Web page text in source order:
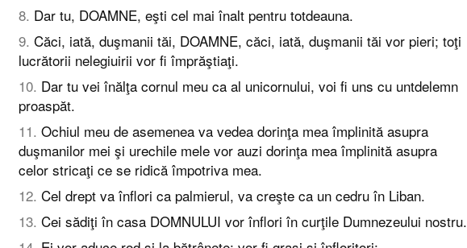
8. Dar tu, DOAMNE, eşti cel mai înalt pentru totdeauna.
9. Căci, iată, duşmanii tăi, DOAMNE, căci, iată, duşmanii tăi vor pieri; toţi
lucrătorii nelegiuirii vor fi împrăştiaţi.
10. Dar tu vei înălţa cornul meu ca al unicornului, voi fi uns cu untdelemn
proaspăt.
11. Ochiul meu de asemenea va vedea dorinţa mea împlinită asupra
duşmanilor mei şi urechile mele vor auzi dorinţa mea împlinită asupra
celor stricaţi ce se ridică împotriva mea.
12. Cel drept va înflori ca palmierul, va creşte ca un cedru în Liban.
13. Cei sădiţi în casa DOMNULUI vor înflori în curţile Dumnezeului nostru.